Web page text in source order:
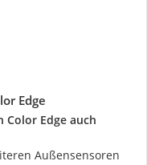
Edge
Edge auch
Außensensoren